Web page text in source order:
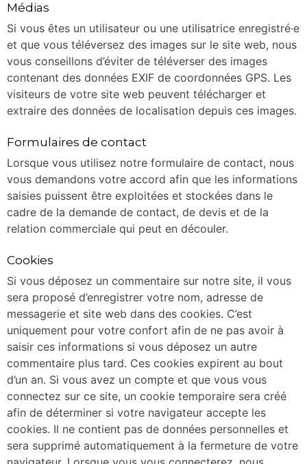
Médias
Si vous êtes un utilisateur ou une utilisatrice enregistré·e
et que vous téléversez des images sur le site web, nous
vous conseillons d’éviter de téléverser des images
contenant des données EXIF de coordonnées GPS. Les
visiteurs de votre site web peuvent télécharger et
extraire des données de localisation depuis ces images.
Formulaires de contact
Lorsque vous utilisez notre formulaire de contact, nous
vous demandons votre accord afin que les informations
saisies puissent être exploitées et stockées dans le
cadre de la demande de contact, de devis et de la
relation commerciale qui peut en découler.
Cookies
Si vous déposez un commentaire sur notre site, il vous
sera proposé d’enregistrer votre nom, adresse de
messagerie et site web dans des cookies. C’est
uniquement pour votre confort afin de ne pas avoir à
saisir ces informations si vous déposez un autre
commentaire plus tard. Ces cookies expirent au bout
d’un an. Si vous avez un compte et que vous vous
connectez sur ce site, un cookie temporaire sera créé
afin de déterminer si votre navigateur accepte les
cookies. Il ne contient pas de données personnelles et
sera supprimé automatiquement à la fermeture de votre